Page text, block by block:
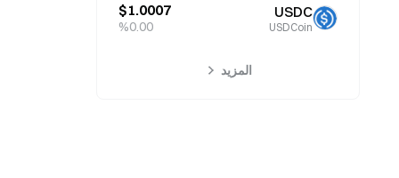
USDC
USDCoin
$1.0007
%0.00
المزيد